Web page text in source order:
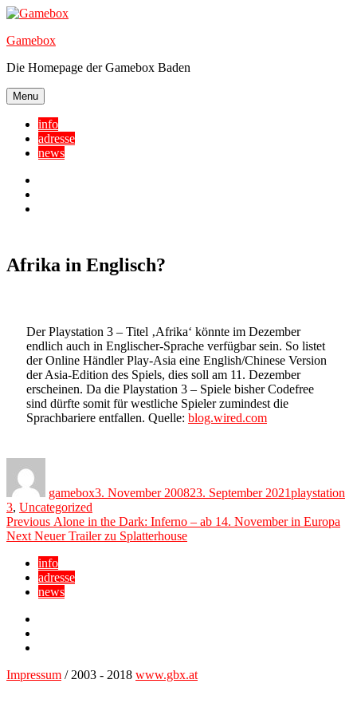
Skip
content
Gamebox
Die Homepage der Gamebox Baden
Menu
info
adresse
news
Afrika in Englisch?
Der Playstation 3 – Titel ‚Afrika‘ könnte im Dezember
endlich auch in Englischer-Sprache verfügbar sein. So listet
der Online Händler Play-Asia eine English/Chinese Version
der Asia-Edition des Spiels, dies soll am 11. Dezember
erscheinen. Da die Playstation 3 – Spiele bisher Codefree
sind dürfte somit für westliche Spieler zumindest die
Sprachbariere entfallen. Quelle: blog.wired.com
gamebox3. November 200823. September 2021playstation
3, Uncategorized
Beitragsnavigation
Previous Previous
post:
Alone in the Dark: Inferno – ab 14. November in Europa
Next Next
Neuer Trailer zu Splatterhouse
info
adresse
news
Impressum / 2003 - 2018 www.gbx.at